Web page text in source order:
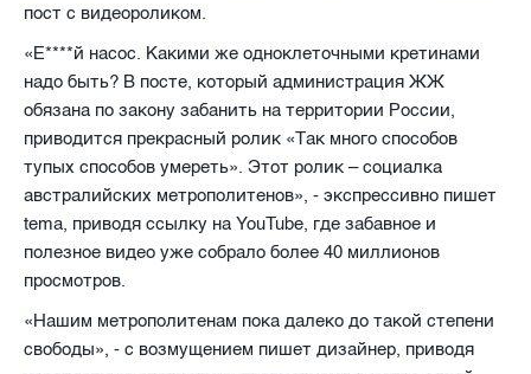
пост с видеороликом.
«Е****й насос. Какими же одноклеточными кретинами
надо быть? В посте, который администрация ЖЖ
обязана по закону забанить на территории России,
приводится прекрасный ролик «Так много способов
тупых способов умереть». Этот ролик – социалка
австралийских метрополитенов», - экспрессивно пишет
tema, приводя ссылку на YouTube, где забавное и
полезное видео уже собрало более 40 миллионов
просмотров.
«Нашим метрополитенам пока далеко до такой степени
свободы», - с возмущением пишет дизайнер, приводя